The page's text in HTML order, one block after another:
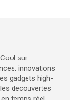
sur
innovations
gadgets high-
découvertes